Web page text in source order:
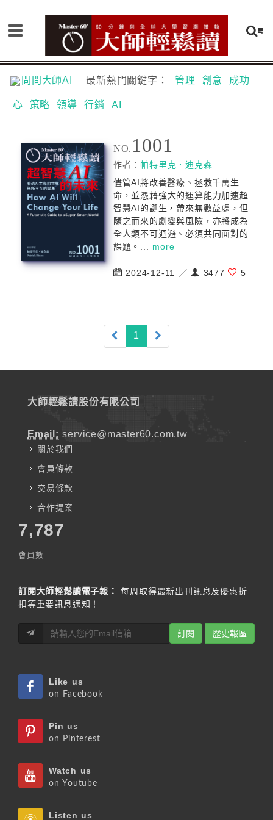
問問大師AI 最新熱門關鍵字： 管理 創意 成功
心 策略 領導 行銷 AI
NO. 1001
作者： 帕特里克．迪克森
儘管AI將改善醫療、拯救千萬生
命，並憑藉強大的運算能力加速超
智慧AI的誕生，帶來無數益處，但
隨之而來的劇變與風險，亦將成為
全人類不可迴避、必須共同面對的
課題。... more
2024-12-11 ／ 3477 5
1 (current)
大師輕鬆讀股份有限公司
Email: service@master60.com.tw
關於我們
會員條款
交易條款
合作提案
7,787
會員數
訂閱大師輕鬆讀電子報：
每周取得最新出刊訊息及優惠折
扣等重要訊息通知！
訂閱 歷史報區
Like us
on Facebook
Pin us
on Pinterest
Watch us
on Youtube
Listen us